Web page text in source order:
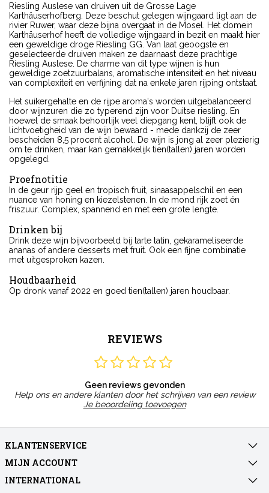
Riesling Auslese van druiven uit de Grosse Lage
Karthäuserhofberg. Deze beschut gelegen wijngaard ligt aan de
rivier Ruwer, waar deze bijna overgaat in de Mosel. Het domein
Karthäuserhof heeft de volledige wijngaard in bezit en maakt hier
een geweldige droge Riesling GG. Van laat geoogste en
geselecteerde druiven maken ze daarnaast deze prachtige
Riesling Auslese. De charme van dit type wijnen is hun
geweldige zoetzuurbalans, aromatische intensiteit en het niveau
van complexiteit en verfijning dat na enkele jaren rijping ontstaat.
Het suikergehalte en de rijpe aroma's worden uitgebalanceerd
door wijnzuren die zo typerend zijn voor Duitse riesling. En
hoewel de smaak behoorlijk veel diepgang kent, blijft ook de
lichtvoetigheid van de wijn bewaard - mede dankzij de zeer
bescheiden 8,5 procent alcohol. De wijn is jong al zeer plezierig
om te drinken, maar kan gemakkelijk tien(tallen) jaren worden
opgelegd.
Proefnotitie
In de geur rijp geel en tropisch fruit, sinaasappelschil en een
nuance van honing en kiezelstenen. In de mond rijk zoet én
friszuur. Complex, spannend en met een grote lengte.
Drinken bij
Drink deze wijn bijvoorbeeld bij tarte tatin, gekarameliseerde
ananas of andere desserts met fruit. Ook een fijne combinatie
met uitgesproken kazen.
Houdbaarheid
Op dronk vanaf 2022 en goed tien(tallen) jaren houdbaar.
REVIEWS
Geen reviews gevonden
Help ons en andere klanten door het schrijven van een review
Je beoordeling toevoegen
KLANTENSERVICE
MIJN ACCOUNT
INTERNATIONAL